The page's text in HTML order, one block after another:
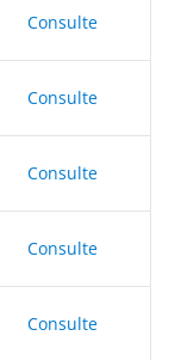
Consulte
Consulte
Consulte
Consulte
Consulte